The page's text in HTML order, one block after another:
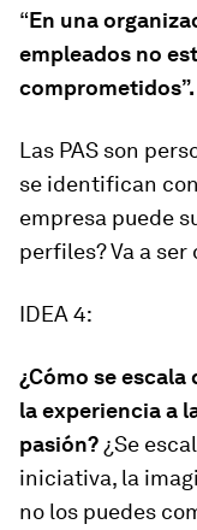
“En una
empleados no
comprometidos”.
Las PAS son
se identifican
empresa puede
perfiles? Va a
IDEA 4:
¿Cómo se
la experiencia a
pasión? ¿Se
iniciativa, la
no los puedes